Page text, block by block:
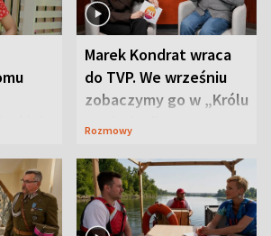
Marek Kondrat wraca
do TVP. We wrześniu
zobaczymy go w „Królu
Maciusiu I”
Rozmowy